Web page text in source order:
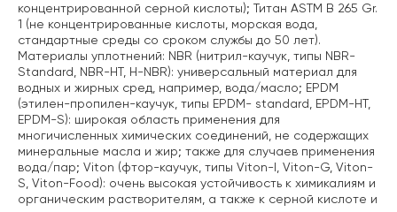
концентрированной серной кислоты); Титан ASTM B 265 Gr.
1 (не концентрированные кислоты, морская вода,
стандартные среды со сроком службы до 50 лет).
Материалы уплотнений: NBR (нитрил-каучук, типы NBR-
Standard, NBR-HT, H-NBR): универсальный материал для
водных и жирных сред, например, вода/масло; EPDM
(этилен-пропилен-каучук, типы EPDM- standard, EPDM-HT,
EPDM-S): широкая область применения для
многичисленных химических соединений, не содержащих
минеральные масла и жир; также для случаев применения
вода/пар; Viton (фтор-каучук, типы Viton-I, Viton-G, Viton-
S, Viton-Food): очень высокая устойчивость к химикалиям и
органическим растворителям, а также к серной кислоте и